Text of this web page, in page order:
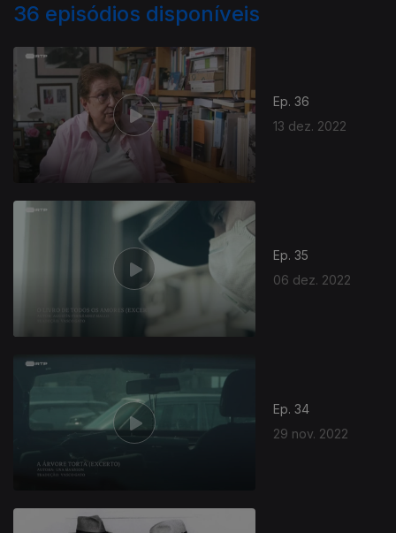
36 episódios disponíveis
Ep. 36
13 dez. 2022
Ep. 35
06 dez. 2022
Ep. 34
29 nov. 2022